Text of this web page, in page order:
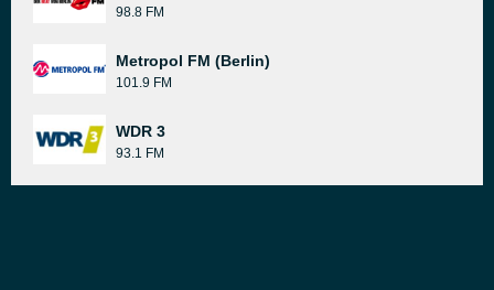
98.8 FM
Metropol FM (Berlin)
101.9 FM
WDR 3
93.1 FM